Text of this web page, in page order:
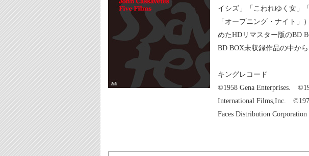
イシズ」「こわれゆく女」
「オープニング・ナイト」
めたHDリマスター版のBD
BD BOX未収録作品の中か
キングレコード
©1958 Gena Enterprises.
International Films,Inc.
Faces Distribution Corporation